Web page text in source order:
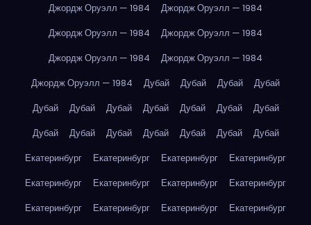
Джордж Оруэлл — 1984
Джордж Оруэлл — 1984
Джордж Оруэлл — 1984
Джордж Оруэлл — 1984
Джордж Оруэлл — 1984
Джордж Оруэлл — 1984
Джордж Оруэлл — 1984
Дубай Дубай Дубай
Дубай
Дубай
Дубай Дубай Дубай Дубай Дубай
Дубай
Дубай
Дубай Дубай Дубай Дубай Дубай
Дубай
Екатеринбург
Екатеринбург Екатеринбург
Екатеринбург
Екатеринбург
Екатеринбург Екатеринбург
Екатеринбург
Екатеринбург
Екатеринбург Екатеринбург
Екатеринбург